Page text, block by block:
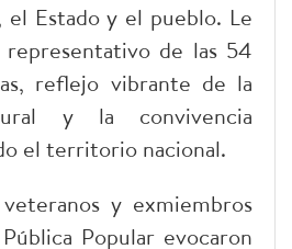
Estado y el pueblo. Le
de las 54
reflejo vibrante de la
y la convivencia
el territorio nacional.
y exmiembros
Popular evocaron